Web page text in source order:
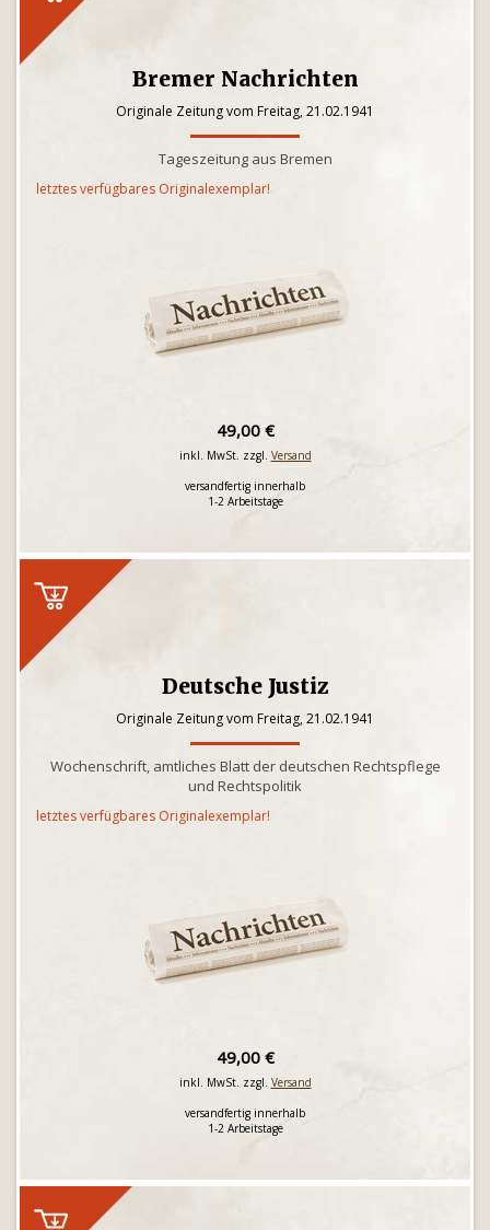
Bremer Nachrichten
Originale Zeitung vom Freitag, 21.02.1941
Tageszeitung aus Bremen
letztes verfügbares Originalexemplar!
49,00 €
inkl. MwSt. zzgl. Versand
versandfertig innerhalb
1-2 Arbeitstage
Deutsche Justiz
Originale Zeitung vom Freitag, 21.02.1941
Wochenschrift, amtliches Blatt der deutschen Rechtspflege
und Rechtspolitik
letztes verfügbares Originalexemplar!
49,00 €
inkl. MwSt. zzgl. Versand
versandfertig innerhalb
1-2 Arbeitstage